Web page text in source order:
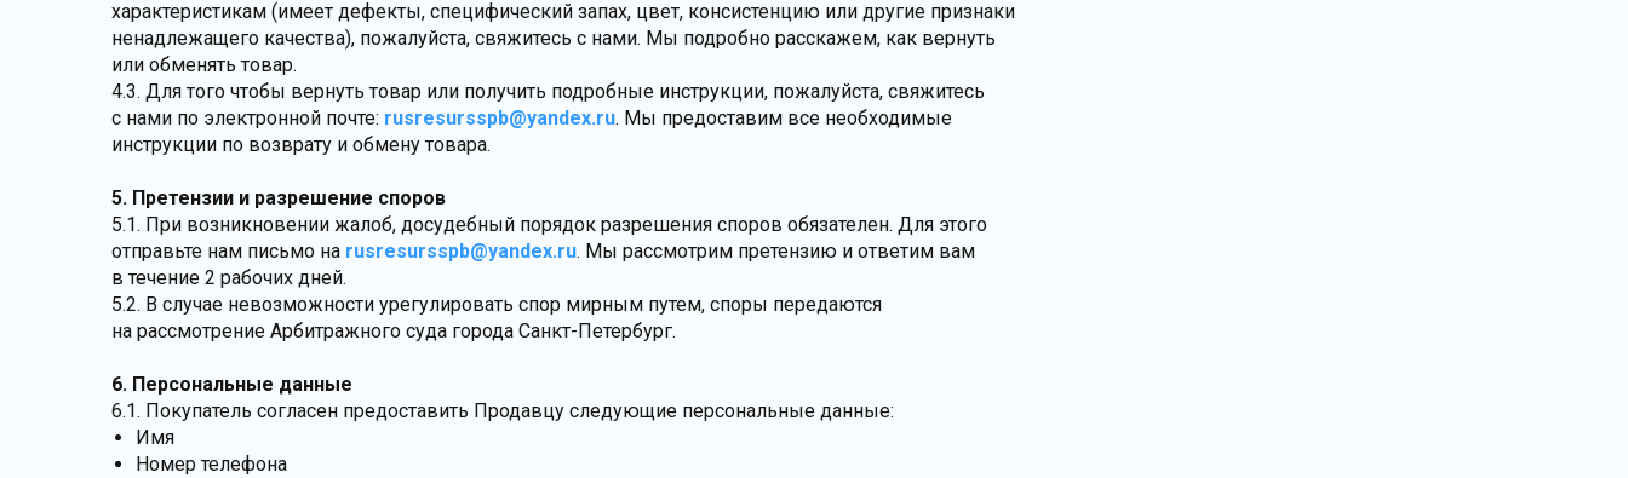
характеристикам (имеет дефекты, специфический запах, цвет, консистенцию или другие признаки
ненадлежащего качества), пожалуйста, свяжитесь с нами. Мы подробно расскажем, как вернуть
или обменять товар.
4.3. Для того чтобы вернуть товар или получить подробные инструкции, пожалуйста, свяжитесь
с нами по электронной почте: rusresursspb@yandex.ru. Мы предоставим все необходимые
инструкции по возврату и обмену товара.
5. Претензии и разрешение споров
5.1. При возникновении жалоб, досудебный порядок разрешения споров обязателен. Для этого
отправьте нам письмо на rusresursspb@yandex.ru. Мы рассмотрим претензию и ответим вам
в течение 2 рабочих дней.
5.2. В случае невозможности урегулировать спор мирным путем, споры передаются
на рассмотрение Арбитражного суда города Санкт-Петербург.
6. Персональные данные
6.1. Покупатель согласен предоставить Продавцу следующие персональные данные:
Имя
Номер телефона